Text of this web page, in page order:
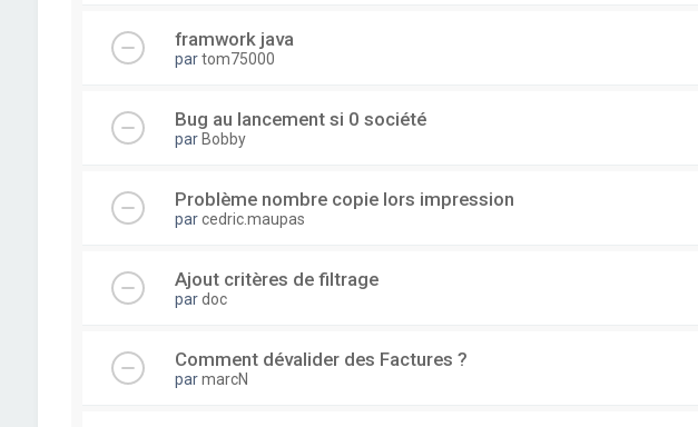
framwork java
partom75000
Bug au lancement si 0 société
par Bobby
Problème nombre copie lors impression
parcedric.maupas
Ajout critères de filtrage
pardoc
Comment dévalider des Factures ?
parmarcN